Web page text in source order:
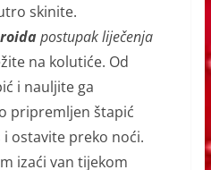
skinite.
postupak liječenja
na kolutiće. Od
i nauljite ga
pripremljen štapić
ostavite preko noći.
izaći van tijekom